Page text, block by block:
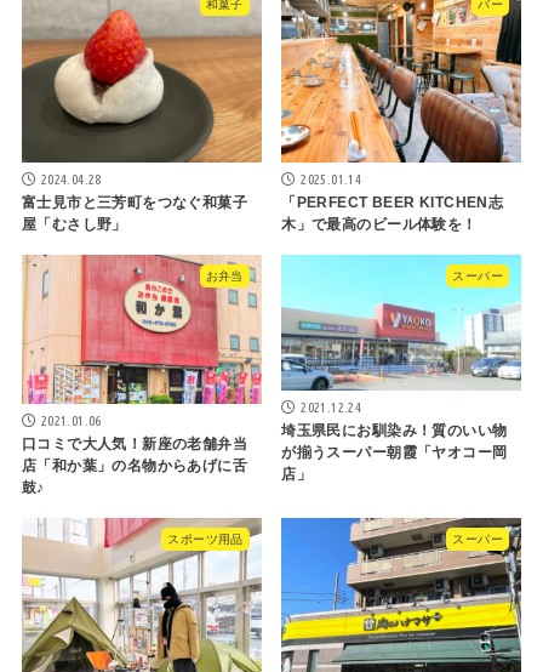
和菓子
2024.04.28
富士見市と三芳町をつなぐ和菓子
屋「むさし野」
バー
2025.01.14
「PERFECT BEER KITCHEN志
木」で最高のビール体験を！
お弁当
2021.01.06
口コミで大人気！新座の老舗弁当
店「和か葉」の名物からあげに舌
鼓♪
スーパー
2021.12.24
埼玉県民にお馴染み！質のいい物
が揃うスーパー朝霞「ヤオコー岡
店」
スポーツ用品 スーパー